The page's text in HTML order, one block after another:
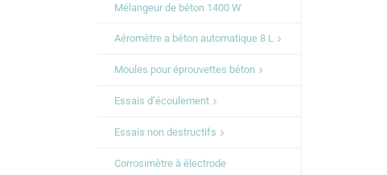
Mélangeur de béton 1400 W
Aéromètre a béton automatique 8 L
Moules pour éprouvettes béton
Essais d’écoulement
Essais non destructifs
Corrosimètre à électrode